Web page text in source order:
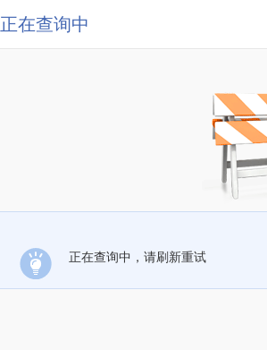
正在查询中
正在查询中，请刷新重试